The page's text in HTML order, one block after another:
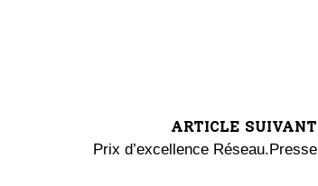
ARTICLE SUIVANT
Prix d’excellence Réseau.Presse